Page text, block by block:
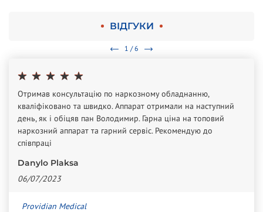
ВІДГУКИ
1 / 6
Отримав консультацію по наркозному обладнанню,
кваліфіковано та швидко. Аппарат отримали на наступний
день, як і обіцяв пан Володимир. Гарна ціна на топовий
наркозний аппарат та гарний сервіс. Рекомендую до
співпраці
Danylo Plaksa
06/07/2023
Providian Medical